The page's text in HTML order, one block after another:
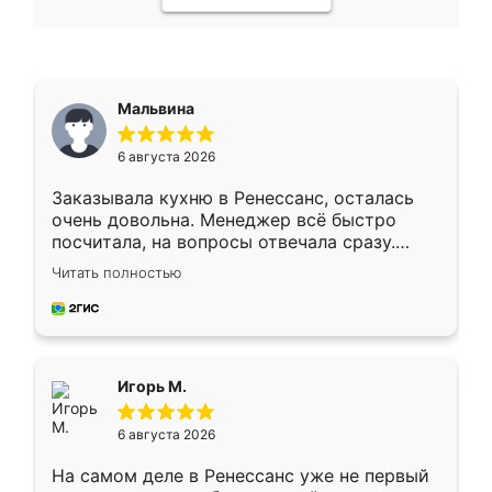
Мальвина
6 августа 2026
Заказывала кухню в Ренессанс, осталась
очень довольна. Менеджер всё быстро
посчитала, на вопросы отвечала сразу.
Замерщик приехал в субботу, подошёл к
делу со всей ответственностью. Собрали
за день, ребята работали аккуратно, даже
Читать полностью
Игорь М.
6 августа 2026
На самом деле в Ренессанс уже не первый